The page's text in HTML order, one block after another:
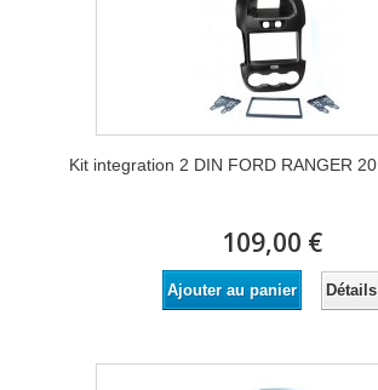
Kit integration 2 DIN FORD RANGER
109,00 €
Ajouter au panier Détails